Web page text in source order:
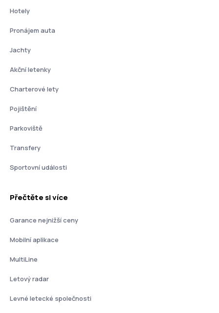
Hotely
Pronájem auta
Jachty
Akční letenky
Charterové lety
Pojištění
Parkoviště
Transfery
Sportovní události
Přečtěte si více
Garance nejnižší ceny
Mobilní aplikace
MultiLine
Letový radar
Levné letecké společnosti